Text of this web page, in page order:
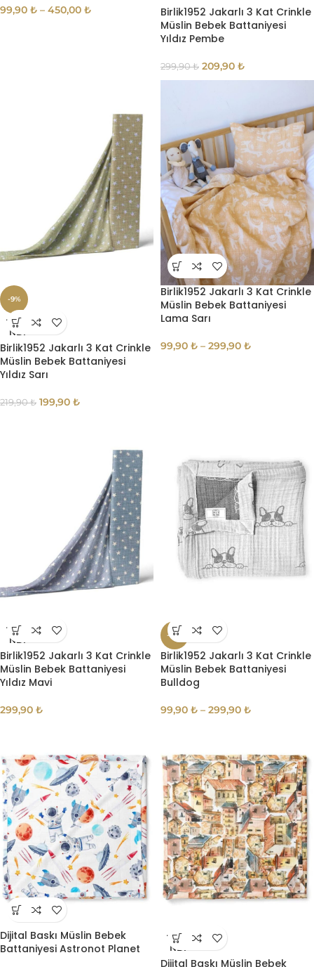
99,90 ₺ – 450,00 ₺
Birlik1952 Jakarlı 3 Kat Crinkle
Müslin Bebek Battaniyesi
Yıldız Pembe
299,90₺ 209,90 ₺
-9%
TÜKE
NDI
Birlik1952 Jakarlı 3 Kat Crinkle
Müslin Bebek Battaniyesi
Yıldız Sarı
219,90₺ 199,90 ₺
Birlik1952 Jakarlı 3 Kat Crinkle
Müslin Bebek Battaniyesi
Lama Sarı
99,90 ₺ – 299,90 ₺
TÜKE
NDI
Birlik1952 Jakarlı 3 Kat Crinkle
Müslin Bebek Battaniyesi
Yıldız Mavi
299,90 ₺
-17%
Birlik1952 Jakarlı 3 Kat Crinkle
Müslin Bebek Battaniyesi
Bulldog
99,90 ₺ – 299,90 ₺
Dijital Baskı Müslin Bebek
Battaniyesi Astronot Planet
TÜKE
NDI
Dijital Baskı Müslin Bebek